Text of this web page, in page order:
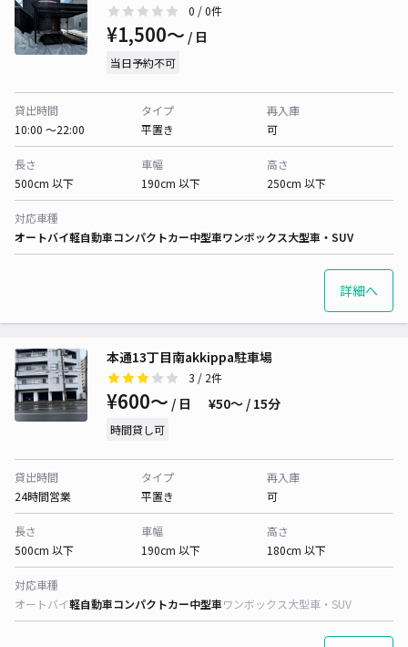
0 / 0件
¥1,500〜 / 日
当日予約不可
貸出時間
10:00 〜22:00
タイプ
平置き
再入庫
可
長さ
500cm 以下
車幅
190cm 以下
高さ
250cm 以下
対応車種
オートバイ軽自動車コンパクトカー中型車ワンボックス大型車・SUV
詳細へ
本通13丁目南akkippa駐車場
3 / 2件
¥600〜 / 日 ¥50〜 / 15分
時間貸し可
貸出時間
24時間営業
タイプ
平置き
再入庫
可
長さ
500cm 以下
車幅
190cm 以下
高さ
180cm 以下
対応車種
オートバイ軽自動車コンパクトカー中型車ワンボックス大型車・SUV